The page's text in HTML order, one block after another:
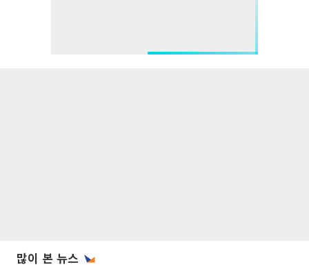
많이 본 뉴스